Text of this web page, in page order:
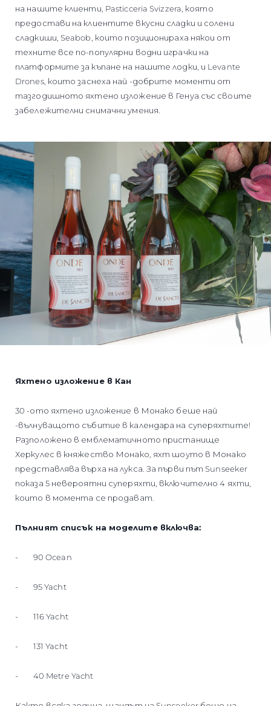
на нашите клиенти, Pasticceria Svizzera, която
предостави на клиентите вкусни сладки и солени
сладкиши, Seabob, които позиционираха някои от
техните все по-популярни водни играчки на
платформите за къпане на нашите лодки, и Levante
Drones, които заснеха най -добрите моменти от
тазгодишното яхтено изложение в Генуа със своите
забележителни снимачни умения.
Яхтено изложение в Кан
30 -ото яхтено изложение в Монако беше най
-вълнуващото събитие в календара на суперяхтите!
Разположено в емблематичното пристанище
Херкулес в княжество Монако, яхт шоуто в Монако
представлява върха на лукса. За първи път Sunseeker
показа 5 невероятни суперяхти, включително 4 яхти,
които в момента се продават.
Пълният списък на моделите включва:
- 90 Ocean
- 95 Yacht
- 116 Yacht
- 131 Yacht
- 40 Metre Yacht